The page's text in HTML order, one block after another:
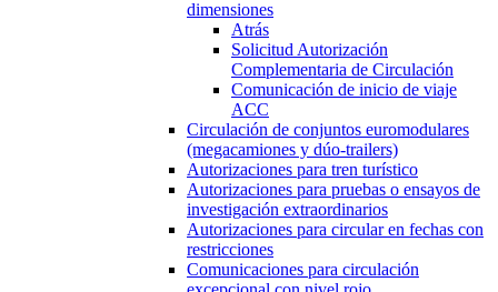
dimensiones
Atrás
Solicitud Autorización
Complementaria de Circulación
Comunicación de inicio de viaje
ACC
Circulación de conjuntos euromodulares
(megacamiones y dúo-trailers)
Autorizaciones para tren turístico
Autorizaciones para pruebas o ensayos de
investigación extraordinarios
Autorizaciones para circular en fechas con
restricciones
Comunicaciones para circulación